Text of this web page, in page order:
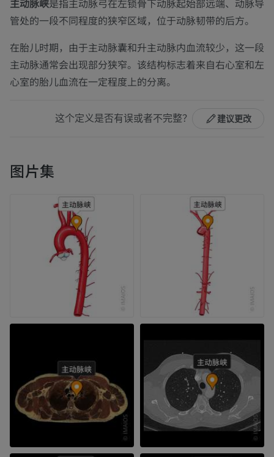
主动脉峡是指主动脉弓在左锁骨下动脉起始部远端、动脉导
管处的一段不同程度的狭窄区域，位于动脉韧带的后方。
在胎儿时期，由于主动脉囊和升主动脉内血流较少，这一段
主动脉通常会出现部分狭窄。该结构标志着来自右心室和左
心室的胎儿血流在一定程度上的分离。
这个定义是否有误或者不完整？ 建议更改
图片集